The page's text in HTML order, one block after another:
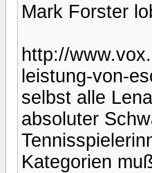
Mark Forster
http://
leistung-von-
selbst alle
absoluter
Kategorien